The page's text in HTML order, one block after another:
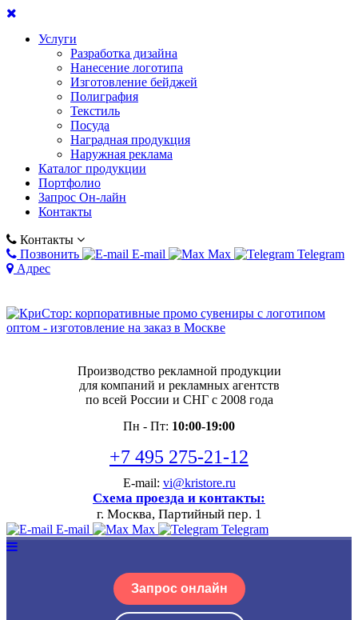
Услуги
Разработка дизайна
Нанесение логотипа
Изготовление бейджей
Полиграфия
Текстиль
Посуда
Наградная продукция
Наружная реклама
Каталог продукции
Портфолио
Запрос Он-лайн
Контакты
Контакты
Позвонить
E-mail Max
Telegram
Адрес
Производство рекламной продукции
для компаний и рекламных агентств
по всей России и СНГ с 2008 года
Пн - Пт: 10:00-19:00
+7 495 275-21-12
E-mail: vi@kristore.ru
Схема проезда и контакты:
г. Москва, Партийный пер. 1
E-mail Max Telegram
Запрос онлайн